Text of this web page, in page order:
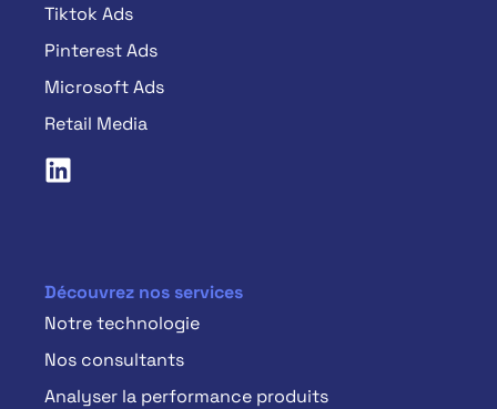
Tiktok Ads
Pinterest Ads
Microsoft Ads
Retail Media
Découvrez nos services
Notre technologie
Nos consultants
Analyser la performance produits